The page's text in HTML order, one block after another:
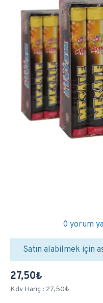
0 yorum
27,50₺
Kdv Hariç : 27,50₺
Satın alabilmek için